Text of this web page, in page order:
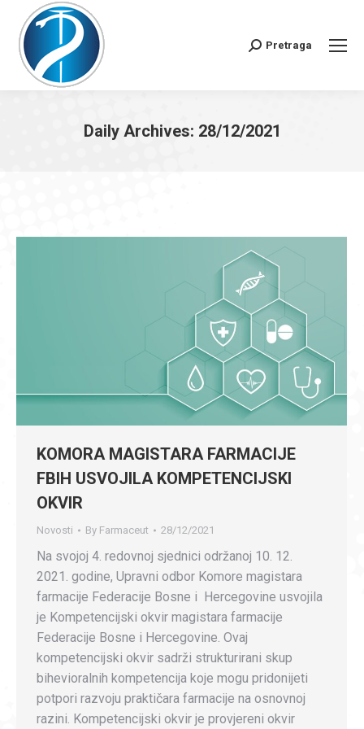
Search:
Pretraga
Daily Archives: 28/12/2021
KOMORA MAGISTARA FARMACIJE
FBIH USVOJILA KOMPETENCIJSKI
OKVIR
Novosti By Farmaceut 28/12/2021
Na svojoj 4. redovnoj sjednici održanoj 10. 12.
2021. godine, Upravni odbor Komore magistara
farmacije Federacije Bosne i Hercegovine usvojila
je Kompetencijski okvir magistara farmacije
Federacije Bosne i Hercegovine. Ovaj
kompetencijski okvir sadrži strukturirani skup
bihevioralnih kompetencija koje mogu pridonijeti
potpori razvoju praktičara farmacije na osnovnoj
razini. Kompetencijski okvir je provjereni okvir